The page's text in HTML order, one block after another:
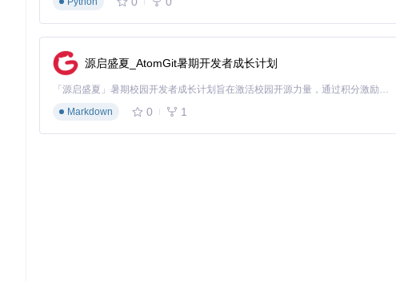
wsl --install -d
三、实施指南：从硬件升级到系统部署
源启盛夏_AtomGit暑期开发者成长计划
「源启盛夏」暑期校园开发者成长计划旨在激活校园开源力量，通过积分激励、认证扶持、资源倾斜等形式，引导高校组织和开发者完成「入驻 — 建项目 — 做贡献 — 获认证 — 得资源」的完整闭环。无论你是想带领社团入驻平台的组织者，还是希望用代码贡献证明自己的开发者，都能在这里找到属于你的成长路径。
Markdown
0 1